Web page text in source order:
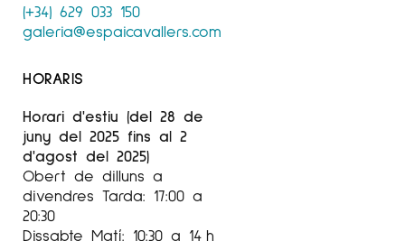
(+34) 629 033 150
galeria@espaicavallers.com
HORARIS
Horari d'estiu (del 28 de
juny del 2025 fins al 2
d'agost del 2025)
Obert de dilluns a
divendres Tarda: 17:00 a
20:30
Dissabte Matí: 10:30 a 14 h